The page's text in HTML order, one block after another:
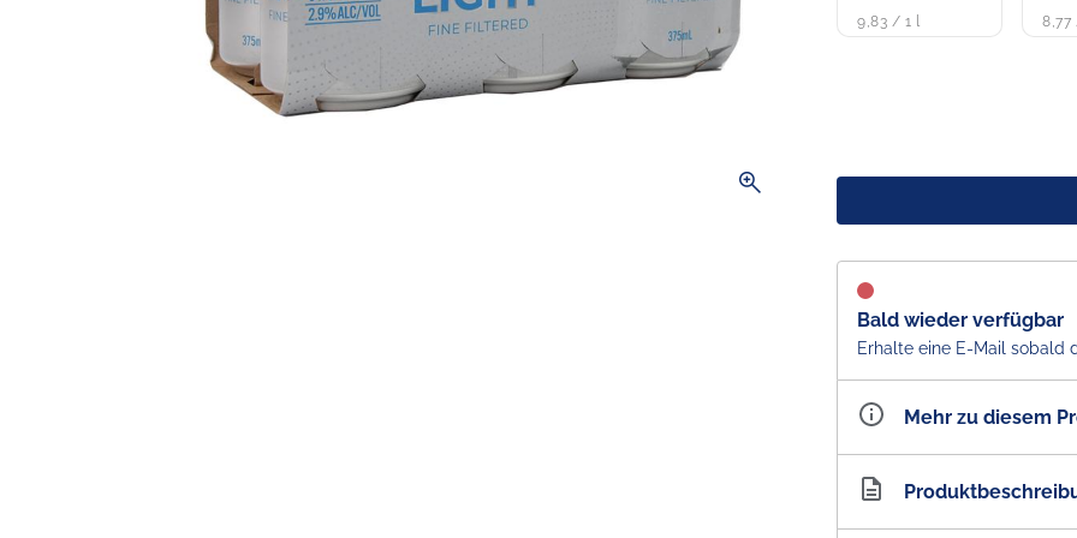
zoom_in
9,83 / 1 l 8,77
Bald wieder verfügbar
Erhalte eine E-Mail sobald
Mehr zu diesem
Artikelnummer